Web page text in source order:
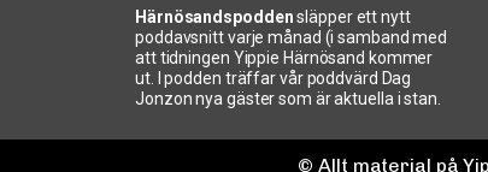
Härnösandspoddensläpper ett nytt
poddavsnitt varje månad (i samband med
att tidningen Yippie Härnösand kommer
ut. I podden träffar vår poddvärd Dag
Jonzon nya gäster som är aktuella i stan.
© Allt material på